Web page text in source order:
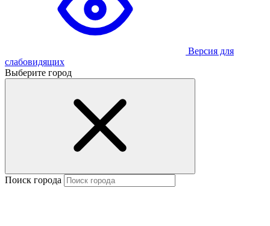
Версия для
слабовидящих
Выберите город
Поиск города